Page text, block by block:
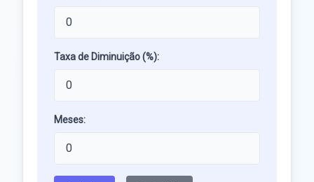
Taxa de Diminuição (%):
Meses: